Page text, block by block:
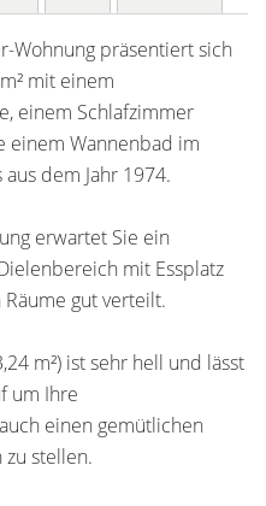
Wohnung präsentiert sich
mit einem
einem Schlafzimmer
einem Wannenbad im
dem Jahr 1974.
erwartet Sie ein
mit Essplatz
gut verteilt.
m²) ist sehr hell und lässt
um Ihre
einen gemütlichen
zu stellen.